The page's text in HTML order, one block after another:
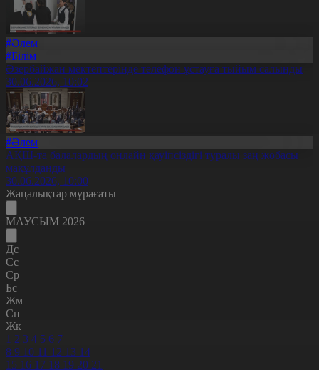
#Әлем
#Білім
Әзербайжан мектептерінде телефон ұстауға тыйым салынды
30.06.2026, 10:02
#Әлем
АҚШ-та балалардың онлайн қауіпсіздігі туралы заң жобасы
мақұлданды
30.06.2026, 10:00
Жаңалықтар мұрағаты
МАУСЫМ 2026
Дс
Сс
Ср
Бс
Жм
Сн
Жк
1 2 3 4 5 6 7
8 9 10 11 12 13 14
15 16 17 18 19 20 21